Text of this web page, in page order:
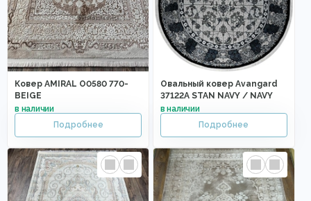
Ковер AMIRAL O0580 770-
BEIGE
Овальный ковер Avangard
37122A STAN NAVY / NAVY